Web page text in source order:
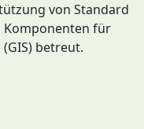
von Standard
Komponenten für
betreut.